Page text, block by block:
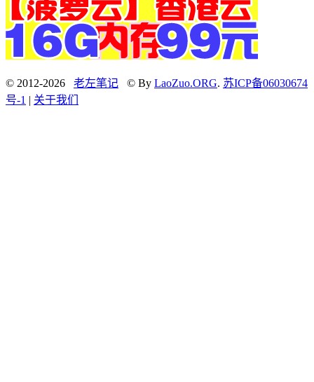
© 2012-2026 老左笔记 © By LaoZuo.ORG. 苏ICP备06030674
号-1 | 关于我们